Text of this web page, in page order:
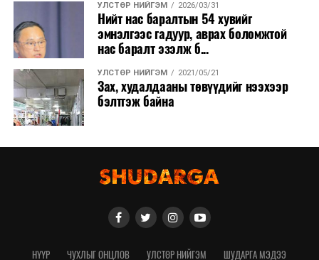
УЛСТӨР НИЙГЭМ 2026/03/31
Нийт нас баралтын 54 хувийг
эмнэлгээс гадуур, аврах боломжтой
нас баралт эзэлж б...
УЛСТӨР НИЙГЭМ 2021/05/21
Зах, худалдааны төвүүдийг нээхээр
бэлтгэж байна
НҮҮР ЧУХЛЫГ ОНЦЛОВ УЛСТӨР НИЙГЭМ ШУДАРГА МЭДЭЭ